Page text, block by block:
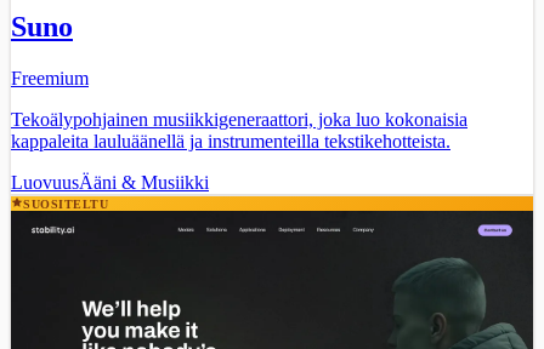
Suno
Freemium
Tekoälypohjainen musiikkigeneraattori, joka luo kokonaisia
kappaleita lauluäänellä ja instrumenteilla tekstikehotteista.
LuovuusÄäni & Musiikki
SUOSITELTU